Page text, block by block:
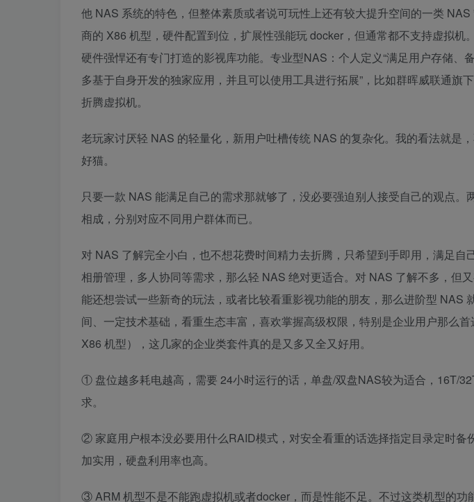
他 NAS 系统的特色，但整体素质或者说可玩性上还有较大提升空间的一类
商的 X86 机型，硬件配置到位，扩展性强能玩 docker，但通常都不支持虚拟机
硬件强悍还有专门打造的影视库功能。专业型NAS：个人定义“满足用户存储、
多基于自身开发的独家应用，并且可以使用工具进行拓展”，比如群晖威联通旗
折腾虚拟机。
老玩家讨厌轻 NAS 的轻量化，新用户吐槽传统 NAS 的复杂化。我的看法就是
好猫。
只要一款 NAS 能满足自己的需求那就够了，没必要强迫别人接受自己的观点。
相成，分别对应不同用户群体而已。
对 NAS 了解完全小白，也不想花费时间精力去折腾，只希望到手即用，满足自
相册管理，多人协同等需求，那么轻 NAS 绝对更适合。对 NAS 了解不多，但
能还想尝试一些新奇的玩法，或者比较看重影视功能的朋友，那么进阶型 NAS
间、一定技术基础，看重生态丰富，喜欢掌握高级权限，特别是企业用户那么
X86 机型），这几家的企业类套件真的是又多又全又好用。
① 盘位越多耗电越高，需要 24小时运行的话，单盘/双盘NAS较为适合，16T/
求。
② 家庭用户根本没必要用什么RAID模式，对安全看重的话选择指定目录定时备
加实用，硬盘利用率也高。
③ ARM 机型不是不能跑虚拟机或者docker，而是性能不足。不过这类机型的功